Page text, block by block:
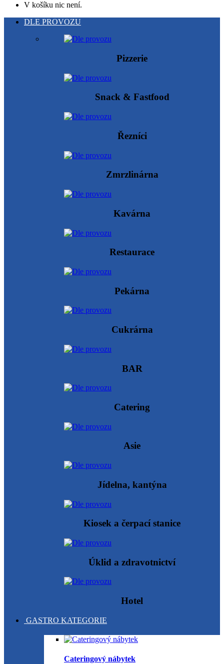
V košíku nic není.
DLE PROVOZU
Pizzerie
Snack & Fastfood
Řezníci
Zmrzlinárna
Kavárna
Restaurace
Pekárna
Cukrárna
BAR
Catering
Asie
Jídelna, kantýna
Kiosek a čerpací stanice
Úklid a zdravotnictví
Hotel
GASTRO KATEGORIE
Cateringový nábytek